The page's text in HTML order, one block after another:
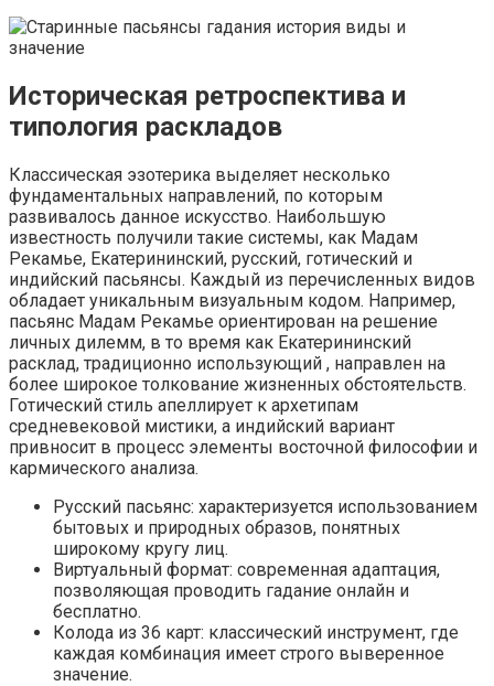
Историческая ретроспектива и
типология раскладов
Классическая эзотерика выделяет несколько
фундаментальных направлений, по которым
развивалось данное искусство. Наибольшую
известность получили такие системы, как Мадам
Рекамье, Екатерининский, русский, готический и
индийский пасьянсы. Каждый из перечисленных видов
обладает уникальным визуальным кодом. Например,
пасьянс Мадам Рекамье ориентирован на решение
личных дилемм, в то время как Екатерининский
расклад, традиционно использующий , направлен на
более широкое толкование жизненных обстоятельств.
Готический стиль апеллирует к архетипам
средневековой мистики, а индийский вариант
привносит в процесс элементы восточной философии и
кармического анализа.
Русский пасьянс: характеризуется использованием
бытовых и природных образов, понятных
широкому кругу лиц.
Виртуальный формат: современная адаптация,
позволяющая проводить гадание онлайн и
бесплатно.
Колода из 36 карт: классический инструмент, где
каждая комбинация имеет строго выверенное
значение.